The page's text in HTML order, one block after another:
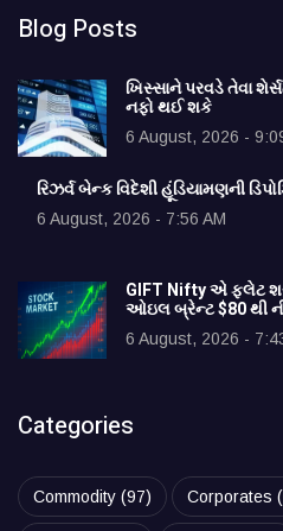
Blog Posts
ખિસ્સાને પરવડે તેવા
નફો થઈ શકે
6 August, 2026 -
રિઝર્વ બેન્ક વિદેશી હૂંડિયામણની
6 August, 2026 - 7:56 AM
GIFT Nifty એ ફ્લેટ
ઓઇલ બ્રેન્ટ $80 થી
6 August, 2026 -
Categories
Commodity (97) Corporates